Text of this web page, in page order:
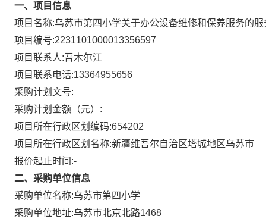
一、项目信息
项目名称:乌苏市第四小学关于办公设备维修和保养服务的
项目编号:2231101000013356597
项目联系人:吾木尔江
项目联系电话:13364955656
采购计划文号:
采购计划金额（元）:
项目所在行政区划编码:654202
项目所在行政区划名称:新疆维吾尔自治区塔城地区乌苏市
报价起止时间:-
二、采购单位信息
采购单位名称:乌苏市第四小学
采购单位地址:乌苏市北京北路1468